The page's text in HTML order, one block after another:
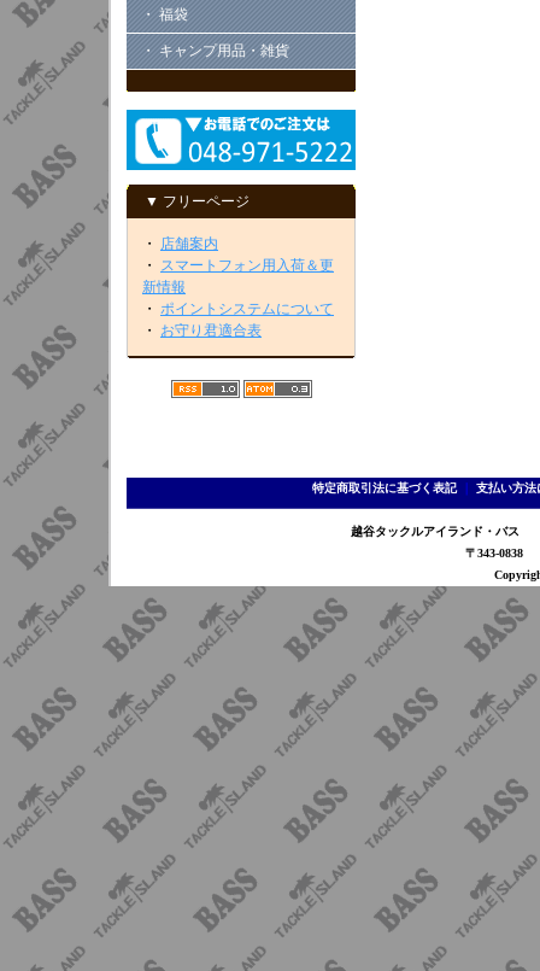
・ 福袋
・ キャンプ用品・雑貨
▼ フリーページ
・ 店舗案内
・ スマートフォン用入荷＆更
新情報
・ ポイントシステムについて
・ お守り君適合表
特定商取引法に基づく表記｜ 支払い方法
越谷タックルアイランド・バ
〒343-0838